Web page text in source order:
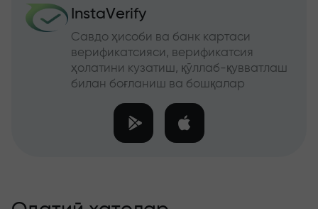
InstaVerify
Савдо ҳисоби ва банк картаси
верификатсияси, верификатсия
ҳолатини кузатиш, қўллаб-қувватлаш
билан боғланиш ва бошқалар